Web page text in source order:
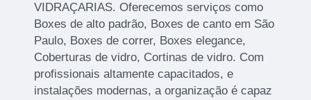
VIDRAÇARIAS. Oferecemos serviços como
Boxes de alto padrão, Boxes de canto em São
Paulo, Boxes de correr, Boxes elegance,
Coberturas de vidro, Cortinas de vidro. Com
profissionais altamente capacitados, e
instalações modernas, a organização é capaz